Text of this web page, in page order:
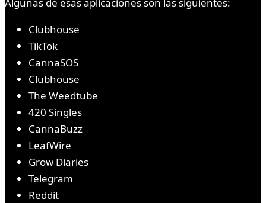
Algunas de esas aplicaciones son las siguientes:
Clubhouse
TikTok
CannaSOS
Clubhouse
The Weedtube
420 Singles
CannaBuzz
LeafWire
Grow Diaries
Telegram
Reddit